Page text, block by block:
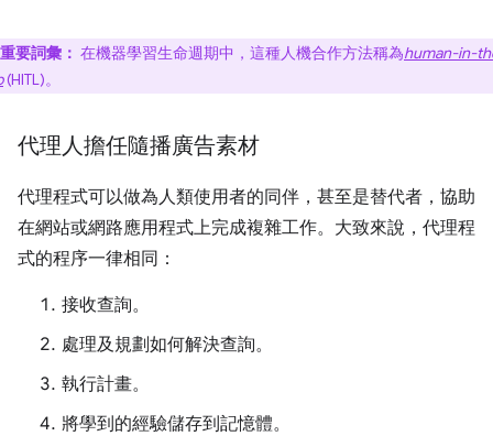
重要詞彙： 在機器學習生命週期中，這種人機合作方法稱為human-in-
(HITL)。
代理人擔任隨播廣告素材
代理程式可以做為人類使用者的同伴，甚至是替代者，協助
在網站或網路應用程式上完成複雜工作。大致來說，代理程
式的程序一律相同：
接收查詢。
處理及規劃如何解決查詢。
執行計畫。
將學到的經驗儲存到記憶體。